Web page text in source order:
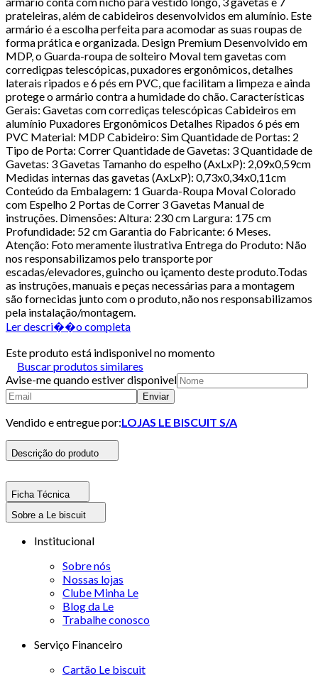
prateleiras, além de cabideiros desenvolvidos em alumí­nio. Este
armário é a escolha perfeita para acomodar as suas roupas de
forma prática e organizada. Design Premium Desenvolvido em
MDP, o Guarda-roupa de solteiro Moval tem gavetas com
corrediçpas telescópicas, puxadores ergonômicos, detalhes
laterais ripados e 6 pés em PVC, que facilitam a limpeza e ainda
protege o armário contra a humidade do chão. Características
Gerais: Gavetas com corrediças telescópicas Cabideiros em
alumí­nio Puxadores Ergonômicos Detalhes Ripados 6 pés em
PVC Material: MDP Cabideiro: Sim Quantidade de Portas: 2
Tipo de Porta: Correr Quantidade de Gavetas: 3 Quantidade de
Gavetas: 3 Gavetas Tamanho do espelho (AxLxP): 2,09x0,59cm
Medidas internas das gavetas (AxLxP): 0,73x0,34x0,11cm
Conteúdo da Embalagem: 1 Guarda-Roupa Moval Colorado
com Espelho 2 Portas de Correr 3 Gavetas Manual de
instruções. Dimensões: Altura: 230 cm Largura: 175 cm
Profundidade: 52 cm Garantia do Fabricante: 6 Meses.
Atenção: Foto meramente ilustrativa Entrega do Produto: Não
nos responsabilizamos pelo transporte por
escadas/elevadores, guincho ou içamento deste produto.Todas
as instruções, manuais e peças necessárias para a montagem
são fornecidas junto com o produto, não nos responsabilizamos
pela instalação/montagem.
Ler descri��o completa
Este produto está indisponivel no momento
Buscar produtos similares
Avise-me quando estiver disponivel
Enviar
Vendido e entregue por:LOJAS LE BISCUIT S/A
Descrição do produto
Ficha Técnica
Sobre a Le biscuit
Institucional
Sobre nós
Nossas lojas
Clube Minha Le
Blog da Le
Trabalhe conosco
Serviço Financeiro
Cartão Le biscuit